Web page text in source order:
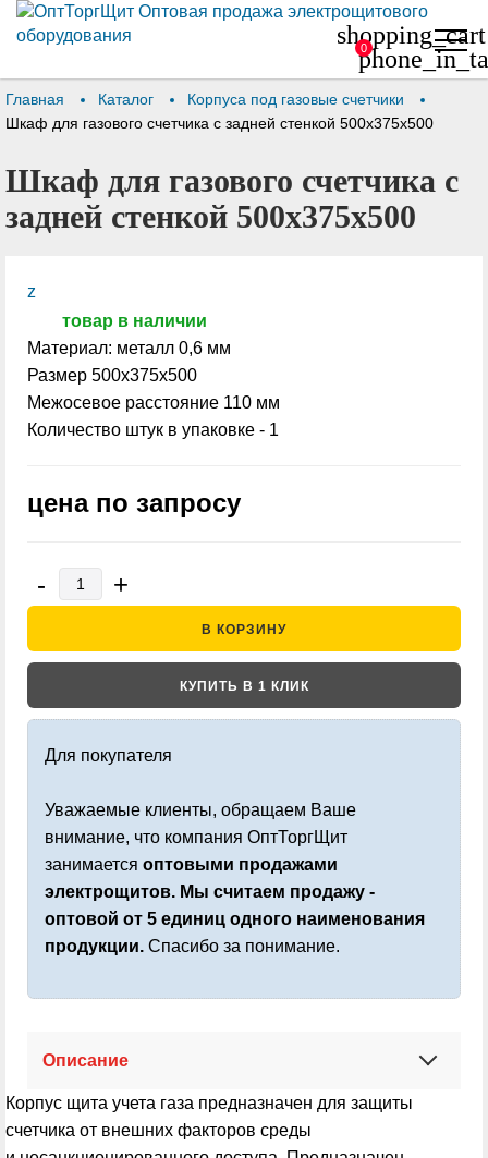
shopping_cart
0
Главная Каталог
Корпуса под газовые счетчики
Шкаф для газового счетчика с задней стенкой 500х375х500
Шкаф для газового счетчика с
задней стенкой 500х375х500
z
товар в наличии
Материал: металл 0,6 мм
Размер 500х375х500
Межосевое расстояние 110 мм
Количество штук в упаковке - 1
цена по запросу
- +
В КОРЗИНУ
КУПИТЬ В 1 КЛИК
Для покупателя
Уважаемые клиенты, обращаем Ваше
внимание, что компания ОптТоргЩит
занимается оптовыми продажами
электрощитов. Мы считаем продажу -
оптовой от 5 единиц одного наименования
продукции. Спасибо за понимание.
Описание
Корпус щита учета газа предназначен для защиты
счетчика от внешних факторов среды